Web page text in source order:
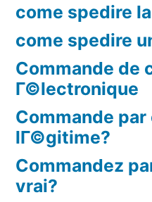
come spedire
come spedire
Commande de
Г©lectronique
Commande
lГ©gitime?
Commandez
vrai?